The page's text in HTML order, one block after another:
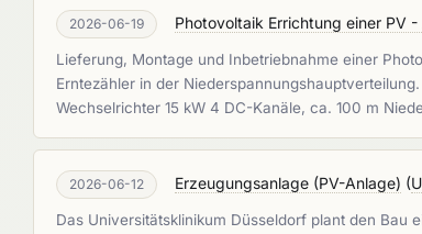
2026-06-19 Photovoltaik Errichtung einer PV -
Lieferung, Montage und Inbetriebnahme einer
Erntezähler in der
Wechselrichter 15 kW 4 DC-Kanäle, ca. 100 m
2026-06-12 Erzeugungsanlage (PV-Anlage) (
Das Universitätsklinikum Düsseldorf plant den Bau